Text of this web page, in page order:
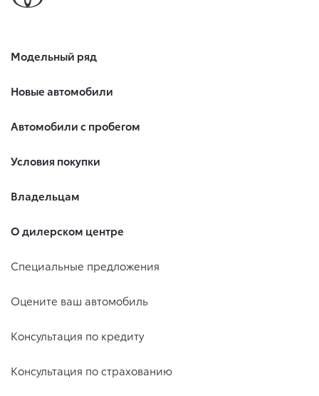
Модельный ряд
Новые автомобили
Автомобили с пробегом
Условия покупки
Владельцам
О дилерском центре
Специальные предложения
Оцените ваш автомобиль
Консультация по кредиту
Консультация по страхованию